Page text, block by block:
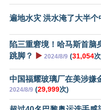
遍地水灾 洪水淹了大半个
陷三重窘境！哈马斯首脑
跳脚？
▶️ 2024/8/9 (31,054
中国福耀玻璃厂在美涉嫌
2024/8/9 (29,999次)